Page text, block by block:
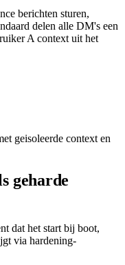
berichten sturen,
delen alle DM's een
A context uit het
geisoleerde context en
geharde
dat het start bij boot,
via hardening-